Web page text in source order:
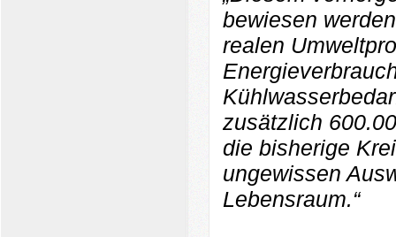
bewiesen
realen
zusätzlich
die bisherige
ungewissen
Lebensraum.“